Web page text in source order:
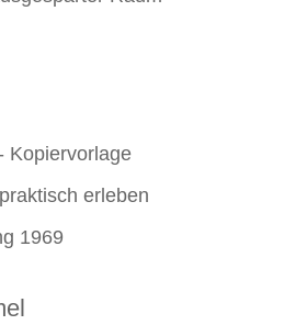
Kopiervorlage
erleben
1969